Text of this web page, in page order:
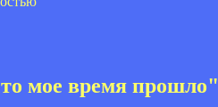
мое время прошло"